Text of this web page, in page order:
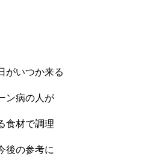
がいつか来る
ン病の人が
食材で調理
後の参考に